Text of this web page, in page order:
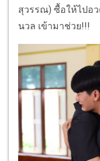
สุวรรณ) ซื้อให้ไปอ
นวล เข้ามาช่วย!!!